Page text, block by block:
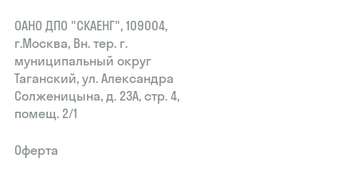
ОАНО ДПО "СКАЕНГ", 109004,
г.Москва, Вн. тер. г.
муниципальный округ
Таганский, ул. Александра
Солженицына, д. 23А, стр. 4,
помещ. 2/1
Оферта